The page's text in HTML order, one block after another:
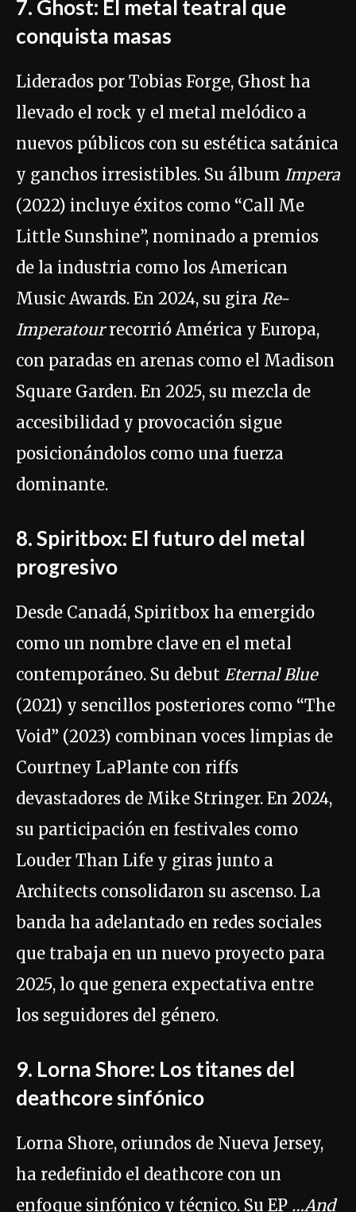
7. Ghost: El metal teatral que
conquista masas
Liderados por Tobias Forge, Ghost ha
llevado el rock y el metal melódico a
nuevos públicos con su estética satánica
y ganchos irresistibles. Su álbum Impera
(2022) incluye éxitos como “Call Me
Little Sunshine”, nominado a premios
de la industria como los American
Music Awards. En 2024, su gira Re-
Imperatourrecorrió América y Europa,
con paradas en arenas como el Madison
Square Garden. En 2025, su mezcla de
accesibilidad y provocación sigue
posicionándolos como una fuerza
dominante.
8. Spiritbox: El futuro del metal
progresivo
Desde Canadá, Spiritbox ha emergido
como un nombre clave en el metal
contemporáneo. Su debut Eternal Blue
(2021) y sencillos posteriores como “The
Void” (2023) combinan voces limpias de
Courtney LaPlante con riffs
devastadores de Mike Stringer. En 2024,
su participación en festivales como
Louder Than Life y giras junto a
Architects consolidaron su ascenso. La
banda ha adelantado en redes sociales
que trabaja en un nuevo proyecto para
2025, lo que genera expectativa entre
los seguidores del género.
9. Lorna Shore: Los titanes del
deathcore sinfónico
Lorna Shore, oriundos de Nueva Jersey,
ha redefinido el deathcore con un
enfoque sinfónico y técnico. Su EP …And